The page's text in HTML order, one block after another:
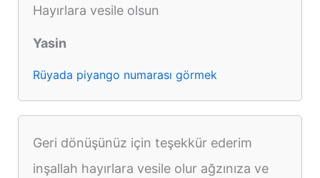
Hayırlara vesile olsun
Yasin
Rüyada piyango numarası görmek
Geri dönüşünüz için teşekkür ederim
inşallah hayırlara vesile olur ağzınıza ve